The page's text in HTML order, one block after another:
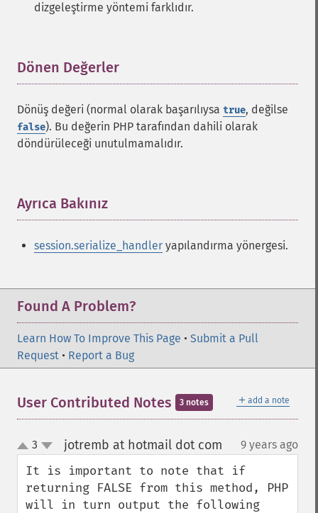
dizgeleştirme yöntemi farklıdır.
Dönen Değerler
Dönüş değeri (normal olarak başarılıysa true, değilse
false). Bu değerin PHP tarafından dahili olarak
döndürüleceği unutulmamalıdır.
Ayrıca Bakınız
session.serialize_handler yapılandırma yönergesi.
Found A Problem?
Learn How To Improve This Page • Submit a Pull
Request • Report a Bug
＋ add a note
User Contributed Notes 3 notes
up
down
3 jotremb at hotmail dot com 9 years ago
It is important to note that if
returning FALSE from this method, PHP
will in turn output the following